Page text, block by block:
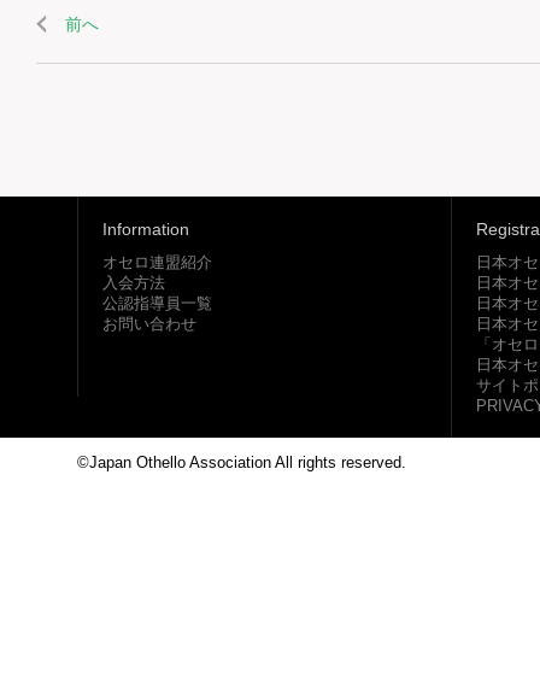
前へ
Information
オセロ連盟紹介
入会方法
公認指導員一覧
お問い合わせ
日本オ
日本オ
日本オ
日本オ
「オセ
日本オ
サイト
©Japan Othello Association All rights reserved.